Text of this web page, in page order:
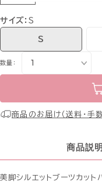
サイズ：S
S
数量：
商品のお届け（送料・手
商品説明
美脚シルエットブーツカット